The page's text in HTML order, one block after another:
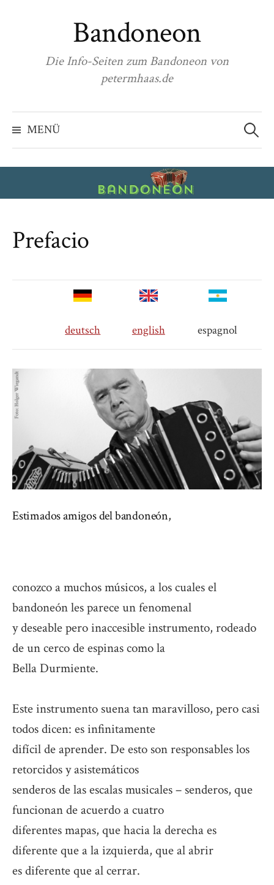
Bandoneon
Die Info-Seiten zum Bandoneon von
petermhaas.de
MENÜ
Suchen
nach:
Prefacio
deutsch english espagnol
Estimados amigos del bandoneón,
conozco a muchos músicos, a los cuales el
bandoneón les parece un fenomenal
y deseable pero inaccesible instrumento, rodeado
de un cerco de espinas como la
Bella Durmiente.
Este instrumento suena tan maravilloso, pero casi
todos dicen: es infinitamente
difícil de aprender. De esto son responsables los
retorcidos y asistemáticos
senderos de las escalas musicales – senderos, que
funcionan de acuerdo a cuatro
diferentes mapas, que hacia la derecha es
diferente que a la izquierda, que al abrir
es diferente que al cerrar.